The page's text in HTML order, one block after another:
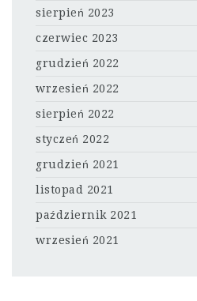
sierpień 2023
czerwiec 2023
grudzień 2022
wrzesień 2022
sierpień 2022
styczeń 2022
grudzień 2021
listopad 2021
październik 2021
wrzesień 2021